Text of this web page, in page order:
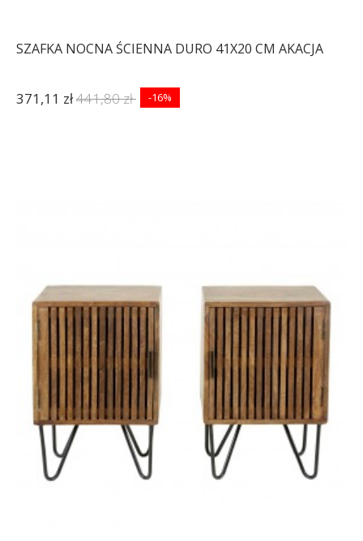
SZAFKA NOCNA ŚCIENNA DURO 41X20 CM AKACJA
371,11 zł441,80 zł -16%